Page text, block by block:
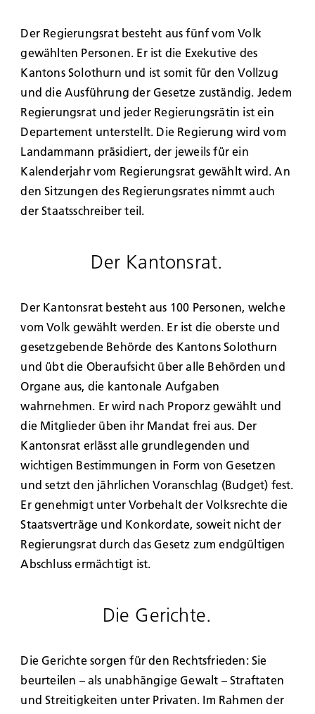
Der Regierungsrat besteht aus fünf vom Volk
gewählten Personen. Er ist die Exekutive des
Kantons Solothurn und ist somit für den Vollzug
und die Ausführung der Gesetze zuständig. Jedem
Regierungsrat und jeder Regierungsrätin ist ein
Departement unterstellt. Die Regierung wird vom
Landammann präsidiert, der jeweils für ein
Kalenderjahr vom Regierungsrat gewählt wird. An
den Sitzungen des Regierungsrates nimmt auch
der Staatsschreiber teil.
Der Kantonsrat.
Der Kantonsrat besteht aus 100 Personen, welche
vom Volk gewählt werden. Er ist die oberste und
gesetzgebende Behörde des Kantons Solothurn
und übt die Oberaufsicht über alle Behörden und
Organe aus, die kantonale Aufgaben
wahrnehmen. Er wird nach Proporz gewählt und
die Mitglieder üben ihr Mandat frei aus. Der
Kantonsrat erlässt alle grundlegenden und
wichtigen Bestimmungen in Form von Gesetzen
und setzt den jährlichen Voranschlag (Budget) fest.
Er genehmigt unter Vorbehalt der Volksrechte die
Staatsverträge und Konkordate, soweit nicht der
Regierungsrat durch das Gesetz zum endgültigen
Abschluss ermächtigt ist.
Die Gerichte.
Die Gerichte sorgen für den Rechtsfrieden: Sie
beurteilen – als unabhängige Gewalt – Straftaten
und Streitigkeiten unter Privaten. Im Rahmen der